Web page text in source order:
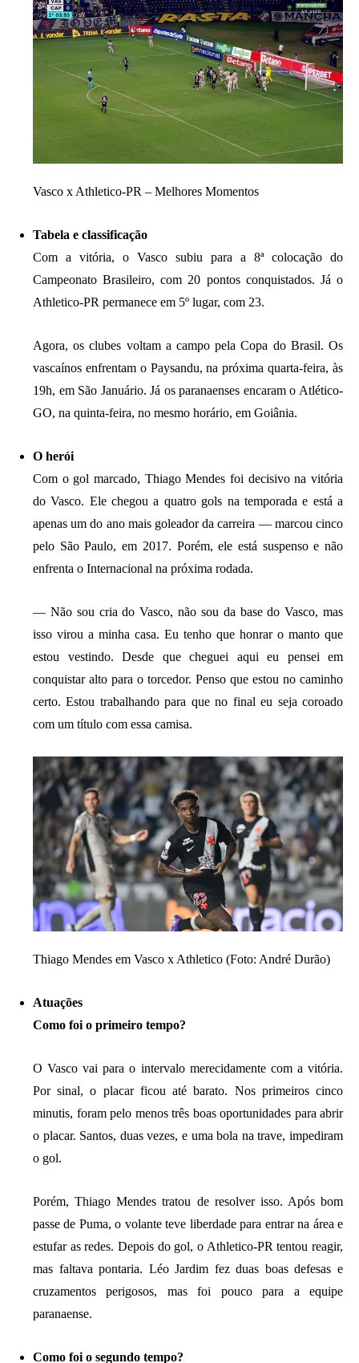
Vasco x Athletico-PR – Melhores Momentos
Tabela e classificação
Com a vitória, o Vasco subiu para a 8ª colocação do
Campeonato Brasileiro, com 20 pontos conquistados. Já o
Athletico-PR permanece em 5º lugar, com 23.
Agora, os clubes voltam a campo pela Copa do Brasil. Os
vascaínos enfrentam o Paysandu, na próxima quarta-feira, às
19h, em São Januário. Já os paranaenses encaram o Atlético-
GO, na quinta-feira, no mesmo horário, em Goiânia.
O herói
Com o gol marcado, Thiago Mendes foi decisivo na vitória
do Vasco. Ele chegou a quatro gols na temporada e está a
apenas um do ano mais goleador da carreira — marcou cinco
pelo São Paulo, em 2017. Porém, ele está suspenso e não
enfrenta o Internacional na próxima rodada.
— Não sou cria do Vasco, não sou da base do Vasco, mas
isso virou a minha casa. Eu tenho que honrar o manto que
estou vestindo. Desde que cheguei aqui eu pensei em
conquistar alto para o torcedor. Penso que estou no caminho
certo. Estou trabalhando para que no final eu seja coroado
com um título com essa camisa.
Thiago Mendes em Vasco x Athletico (Foto: André Durão)
Atuações
Como foi o primeiro tempo?
O Vasco vai para o intervalo merecidamente com a vitória.
Por sinal, o placar ficou até barato. Nos primeiros cinco
minutis, foram pelo menos três boas oportunidades para abrir
o placar. Santos, duas vezes, e uma bola na trave, impediram
o gol.
Porém, Thiago Mendes tratou de resolver isso. Após bom
passe de Puma, o volante teve liberdade para entrar na área e
estufar as redes. Depois do gol, o Athletico-PR tentou reagir,
mas faltava pontaria. Léo Jardim fez duas boas defesas e
cruzamentos perigosos, mas foi pouco para a equipe
paranaense.
Como foi o segundo tempo?